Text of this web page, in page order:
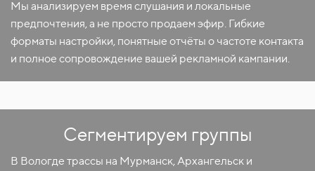
Мы анализируем время слушания и локальные
предпочтения, а не просто продаем эфир. Гибкие
форматы настройки, понятные отчёты о частоте контакта
и полное сопровождение вашей рекламной кампании.
Сегментируем группы
В Вологде трассы на Мурманск, Архангельск и